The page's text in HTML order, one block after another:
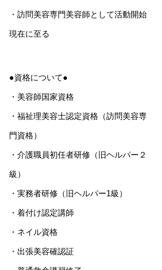
・訪問美容専門美容師として活動開始
現在に至る
●資格について●
・美容師国家資格
・福祉理美容士認定資格（訪問美容専
門資格）
・介護職員初任者研修（旧ヘルパー２
級）
・実務者研修（旧ヘルパー1級）
・着付け認定講師
・ネイル資格
・出張美容確認証